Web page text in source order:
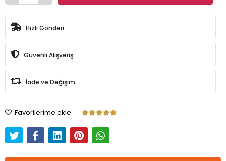
Hızlı Gönderi
Güvenli Alışveriş
İade ve Değişim
Favorilerime ekle